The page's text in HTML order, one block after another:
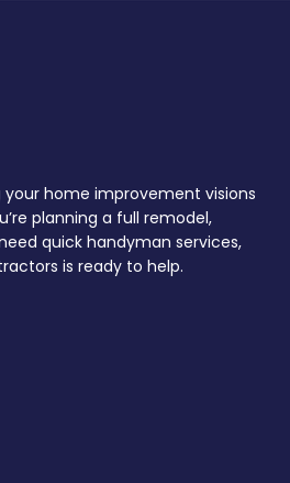
your home improvement visions
planning a full remodel,
quick handyman services,
is ready to help.